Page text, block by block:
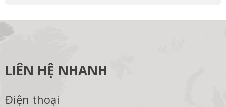
LIÊN HỆ NHANH
Điện thoại